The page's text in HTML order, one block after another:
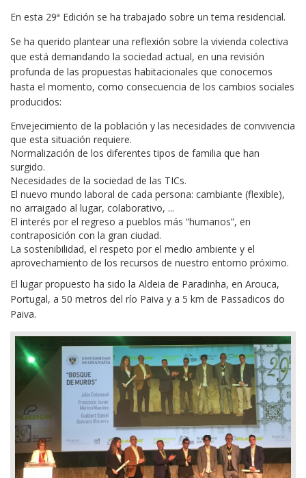
En esta 29ª Edición se ha trabajado sobre un tema residencial.
Se ha querido plantear una reflexión sobre la vivienda colectiva
que está demandando la sociedad actual, en una revisión
profunda de las propuestas habitacionales que conocemos
hasta el momento, como consecuencia de los cambios sociales
producidos:
Envejecimiento de la población y las necesidades de convivencia
que esta situación requiere.
Normalización de los diferentes tipos de familia que han
surgido.
Necesidades de la sociedad de las TICs.
El nuevo mundo laboral de cada persona: cambiante (flexible),
no arraigado al lugar, colaborativo, ...
El interés por el regreso a pueblos más “humanos”, en
contraposición con la gran ciudad.
La sostenibilidad, el respeto por el medio ambiente y el
aprovechamiento de los recursos de nuestro entorno próximo.
El lugar propuesto ha sido la Aldeia de Paradinha, en Arouca,
Portugal, a 50 metros del río Paiva y a 5 km de Passadicos do
Paiva.